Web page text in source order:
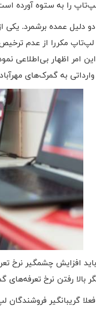
را به ستوه آورده
دو دلیل عمده برشمرد.
لپ‌تاپ مکررا از عدم
امر اظهار بی‌اطلاعی
به گمرک‌های
باید افزایش چشمگیر نرخ
بالا رفتن نرخ
گریبانگیر